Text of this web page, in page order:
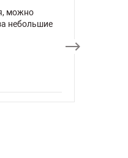
можно
небольшие